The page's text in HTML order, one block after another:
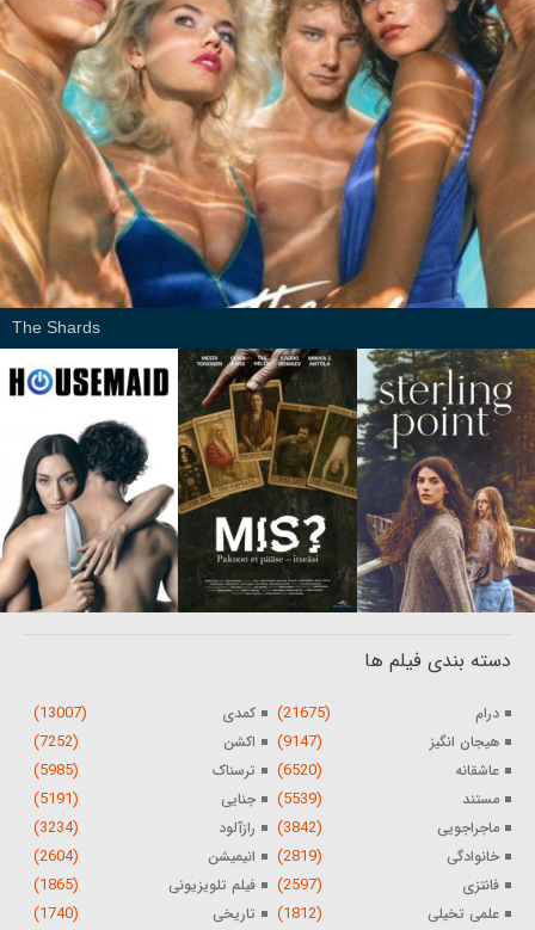
The Shards
دسته بندی فیلم ها
درام (21675) کمدی (13007)
هیجان انگیز (9147) اکشن (7252)
عاشقانه (6520) ترسناک (5985)
مستند (5539) جنایی (5191)
ماجراجویی (3842) رازآلود (3234)
خانوادگی (2819) انیمیشن (2604)
فانتزی (2597) فیلم تلویزیونی (1865)
علمی تخیلی (1812) تاریخی
(1740)